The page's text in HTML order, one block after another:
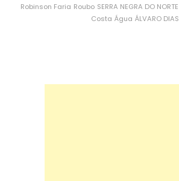
Robinson Faria Roubo SERRA NEGRA DO NORTE
Costa Água ÁLVARO DIAS